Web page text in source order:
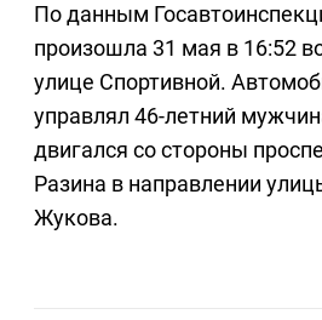
По данным
произошла 31 мая в 16:52
улице Спортивной.
управлял 46-летний
двигался со стороны
Разина в направлении
Жукова.